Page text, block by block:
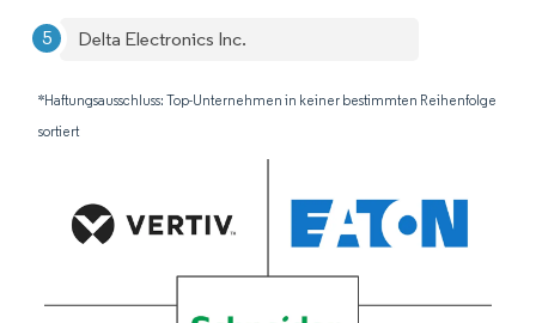
Delta Electronics Inc.
*Haftungsausschluss: Top-Unternehmen in keiner bestimmten Reihenfolge
sortiert